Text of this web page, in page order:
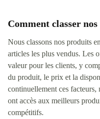
Comment classer
Nous classons nos produits
articles les plus vendus. Les
valeur pour les clients, y
du produit, le prix et la
continuellement ces facteurs,
ont accès aux meilleurs
compétitifs.